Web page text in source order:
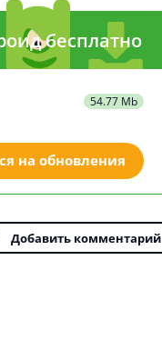
бесплатно
54.77 Mb
на обновления
Добавить комментарий